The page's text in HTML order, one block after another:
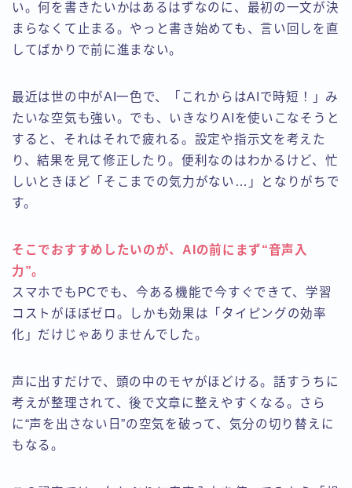
い。何を書きたいかはあるはずなのに、最初の一文が決
まらなくて止まる。やっと書き始めても、言い回しを直
してばかりで前に進まない。
最近は世の中がAI一色で、「これからはAIで時短！」み
たいな空気も強い。でも、いきなりAIを使いこなそうと
すると、それはそれで疲れる。設定や指示文を考えた
り、結果を見て修正したり。便利なのはわかるけど、忙
しいときほど「そこまでの気力がない…」となりがちで
す。
そこでおすすめしたいのが、 AIの前にまず“音声入
力”。
スマホでもPCでも、今ある機能で今すぐできて、学習
コストがほぼゼロ。しかも効果は「タイピングの効率
化」だけじゃありませんでした。
声に出すだけで、頭の中のモヤがほどける。話すうちに
考えが整理されて、後で文章に整えやすくなる。さら
に“声を出さない日”の空気を破って、気分の切り替えに
もなる。